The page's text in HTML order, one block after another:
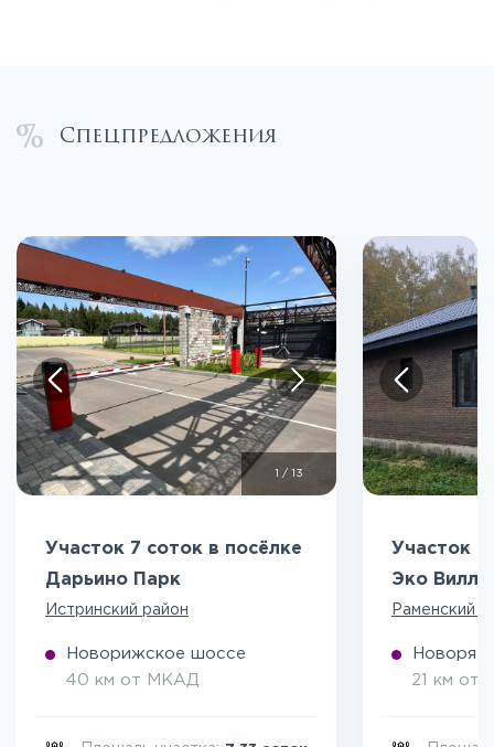
Спецпредложения
/ 13
Участок 7 соток в посёлке
Дарьино Парк
Истринский район
Новорижское шоссе
40 км от МКАД
Участок 5
Эко
Раменский
21 км от